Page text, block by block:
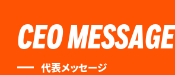
CEO MESSAGE
代表メッセージ